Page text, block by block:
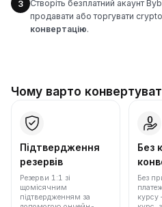
3
Створіть безплатний акаунт
продавати або торгувати
конвертацію.
Чому варто
Підтвердження
резервів
Резерви 1:1 зі
щомісячним
підтвердженням за
Без
Без
курсу